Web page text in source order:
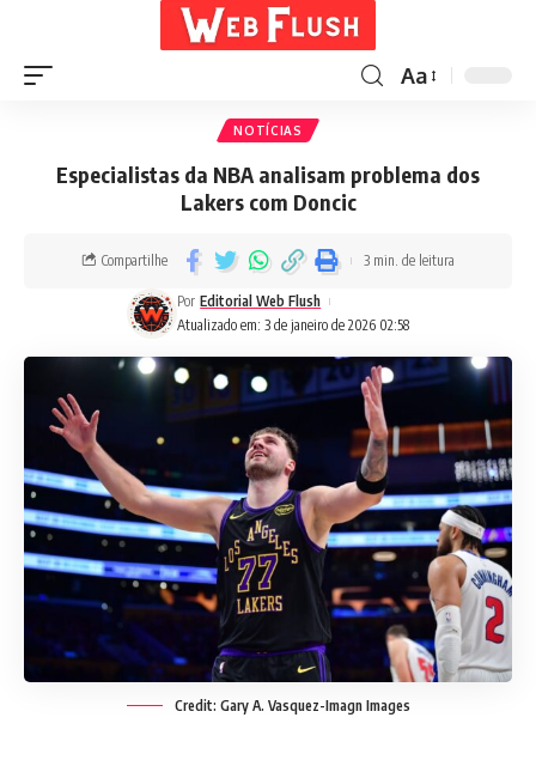
Aa
NOTÍCIAS
Especialistas da NBA analisam problema dos
Lakers com Doncic
Atualizado em: 3 de janeiro de 2026 02:58
Por Editorial Web Flush
Compartilhe 3 min. de leitura
Credit: Gary A. Vasquez-Imagn Images